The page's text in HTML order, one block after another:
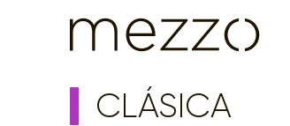
CLÁSICA